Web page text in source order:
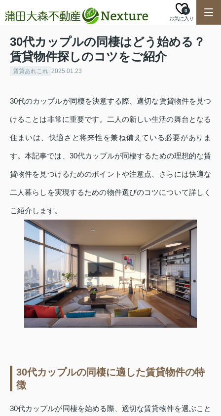
お気に入り
0
30代カップルの同棲はどう始める？
賃貸物件探しのコツをご紹介
賃貸あれこれ 2025.01.23
30代のカップルが同棲を決意する際、適切な賃貸物件を見つ
けることは非常に重要です。二人の新しい生活の舞台となる
住まいは、快適さと将来性を兼ね備えている必要がありま
す。本記事では、30代カップルが同棲するための理想的な賃
貸物件を見つけるためのポイントや注意点、さらには快適な
二人暮らしを実現するための物件選びのコツについて詳しく
ご紹介します。
30代カップルの同棲に適した賃貸物件の特
徴
30代カップルが同棲を始める際、適切な賃貸物件を選ぶこと